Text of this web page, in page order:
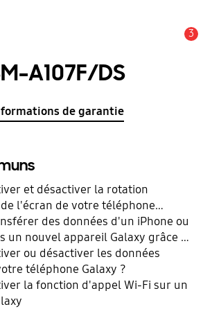
3
A107F/DS
de garantie
et désactiver la rotation
l'écran de votre téléphone
des données d'un iPhone ou
un nouvel appareil Galaxy grâce à
?
ou désactiver les données
téléphone Galaxy ?
la fonction d'appel Wi-Fi sur un